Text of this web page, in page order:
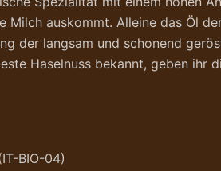
auskommt. Alleine das Öl
der langsam und schonend
Haselnuss bekannt, geben ihr
BIO-04)